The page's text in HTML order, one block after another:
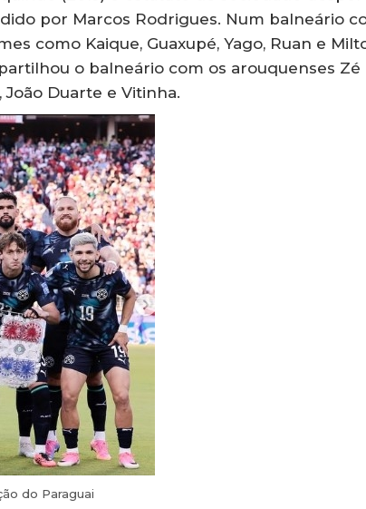
por Marcos Rodrigues. Num balneário
como Kaique, Guaxupé, Yago, Ruan e
o balneário com os arouquenses Zé
João Duarte e Vitinha.
do Paraguai